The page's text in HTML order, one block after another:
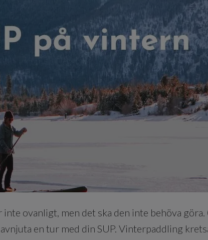
ovanligt, men det ska den inte behöva göra.
en tur med din SUP. Vinterpaddling